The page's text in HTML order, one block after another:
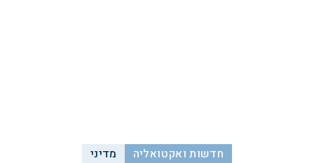
חדשות ואקטואליה מדיני